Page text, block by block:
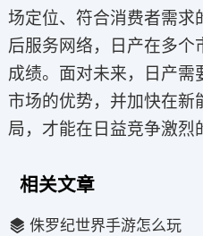
场定位、符合消费者需求
后服务网络，日产在多个
成绩。面对未来，日产需
市场的优势，并加快在新
局，才能在日益竞争激烈
相关文章
侏罗纪世界手游怎么玩